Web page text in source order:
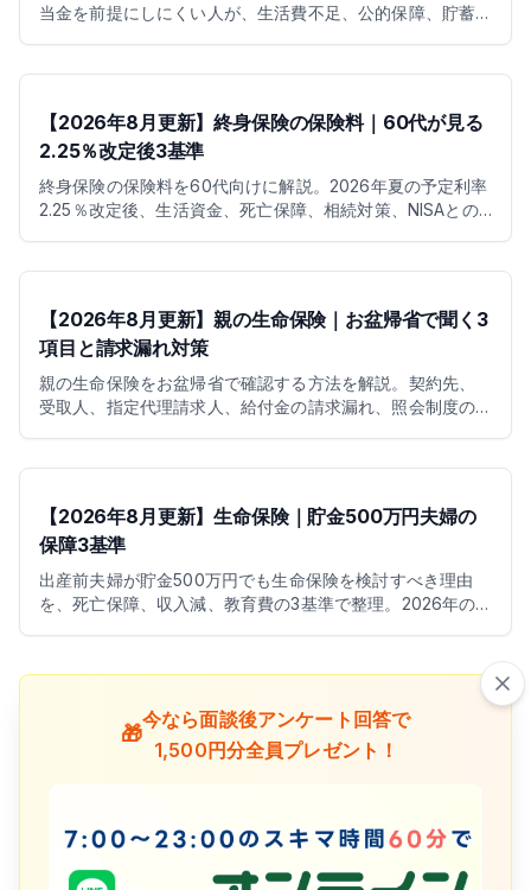
当金を前提にしにくい人が、生活費不足、公的保障、貯蓄
【2026年8月更新】終身保険の保険料｜60代が見る
2.25％改定後3基準
終身保険の保険料を60代向けに解説。2026年夏の予定利率
2.25％改定後、生活資金、死亡保障、相続対策、NISAとの
【2026年8月更新】親の生命保険｜お盆帰省で聞く3
項目と請求漏れ対策
親の生命保険をお盆帰省で確認する方法を解説。契約先、
受取人、指定代理請求人、給付金の請求漏れ、照会制度の
【2026年8月更新】生命保険｜貯金500万円夫婦の
保障3基準
出産前夫婦が貯金500万円でも生命保険を検討すべき理由
を、死亡保障、収入減、教育費の3基準で整理。2026年の
🎁
今なら面談後アンケート回答で
1,500円分全員プレゼント！